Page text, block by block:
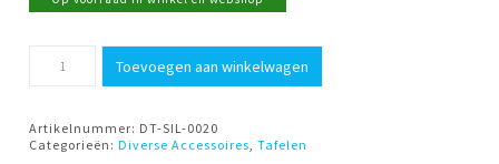
insectdeksel
Dotz
aantal
Toevoegen aan winkelwagen
Artikelnummer: DT-SIL-0020
Categorieën:Diverse Accessoires ,Tafelen